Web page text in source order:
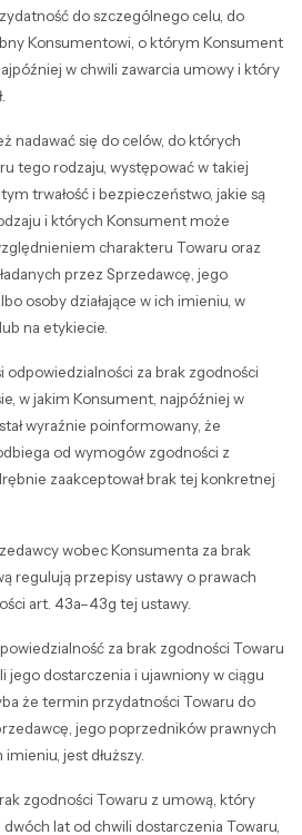
do szczególnego celu, do
Konsumentowi, o którym Konsument
w chwili zawarcia umowy i który
nadawać się do celów, do których
tego rodzaju, występować w takiej
trwałość i bezpieczeństwo, jakie są
i których Konsument może
charakteru Towaru oraz
przez Sprzedawcę, jego
osoby działające w ich imieniu, w
na etykiecie.
za brak zgodności
w jakim Konsument, najpóźniej w
wyraźnie poinformowany, że
od wymogów zgodności z
zaakceptował brak tej konkretnej
wobec Konsumenta za brak
regulują przepisy ustawy o prawach
art. 43a–43g tej ustawy.
za brak zgodności Towaru
jego dostarczenia i ujawniony w ciągu
że termin przydatności Towaru do
jego poprzedników prawnych
imieniu, jest dłuższy.
zgodności Towaru z umową, który
dwóch lat od chwili dostarczenia Towaru,